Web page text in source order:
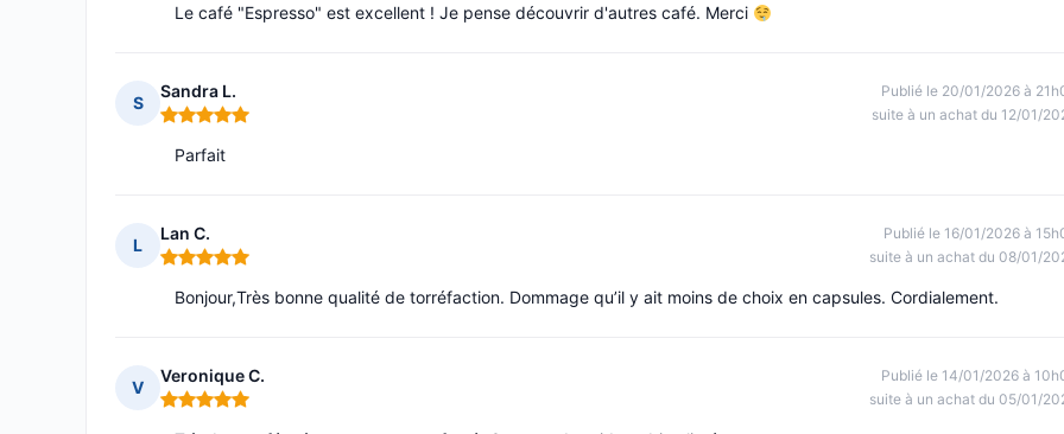
Le café "Espresso" est excellent ! Je pense découvrir d'autres café. Merci
S
Sandra L.
Note : 5 sur 5
Publié le 20/01/2026 à
suite à un achat du 12/01/
Parfait
L
Lan C.
Note : 5 sur 5
Publié le 16/01/2026 à
suite à un achat du 08/01/
Bonjour,Très bonne qualité de torréfaction. Dommage qu’il y ait moins de choix en capsules. Cordialement.
V
Veronique C.
Note : 5 sur 5
Publié le 14/01/2026 à
suite à un achat du 05/01/